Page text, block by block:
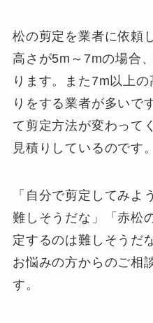
松の剪定を業者に依頼
高さが5m～7mの場合
ります。また7m以上
りをする業者が多いで
て剪定方法が変わって
見積りしているのです。
「自分で剪定してみよ
難しそうだな」「赤松
定するのは難しそうだ
お悩みの方からのご相
す。